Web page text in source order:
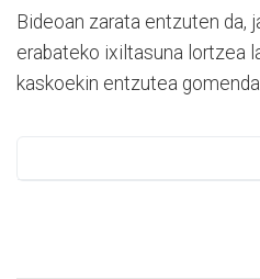
Bideoan zarata entzuten da,
erabateko ixiltasuna lortzea
kaskoekin entzutea